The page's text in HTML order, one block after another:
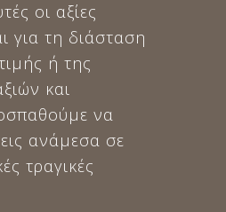
οι αξίες
για τη διάσταση
ή της
και
να
ανάμεσα σε
τραγικές